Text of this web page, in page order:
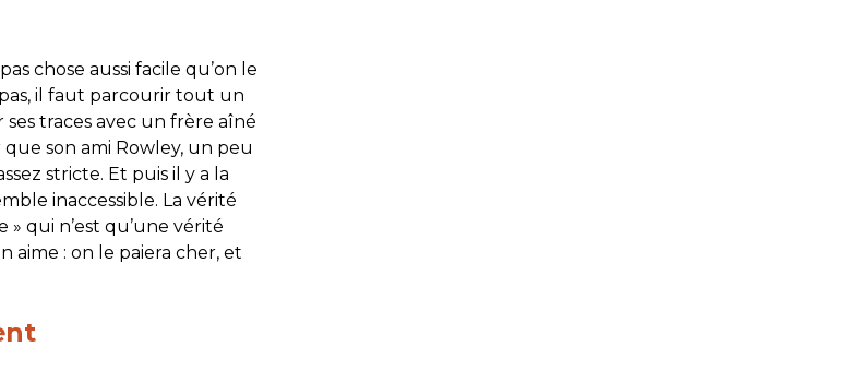
chose aussi facile qu’on le
il faut parcourir tout un
traces avec un frère aîné
son ami Rowley, un peu
stricte. Et puis il y a la
inaccessible. La vérité
qui n’est qu’une vérité
aime : on le paiera cher, et